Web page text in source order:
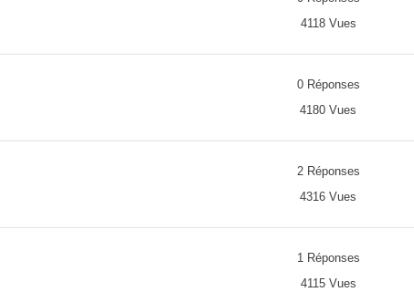
4118 Vues
0 Réponses
4180 Vues
2 Réponses
4316 Vues
1 Réponses
4115 Vues